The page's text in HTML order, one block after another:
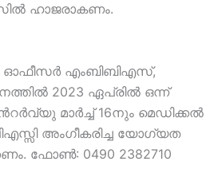
ഹാജരാകണം.
ഓഫീസർ എംബിബിഎസ്,
2023 ഏപ്രിൽ ഒന്ന്
മാർച്ച് 16നും മെഡിക്കൽ
അംഗീകരിച്ച യോഗ്യത
ഫോൺ: 0490 2382710